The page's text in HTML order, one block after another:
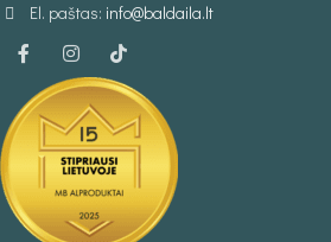
El. paštas: info@baldaila.lt